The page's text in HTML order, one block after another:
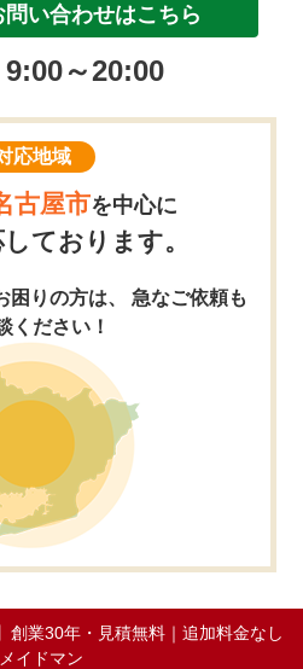
問い合わせはこちら
～20:00
応地域
古屋市を中心に
ております。
困りの方は、 急なご依頼も
ください！
創業30年・見積無料｜追加料金なし
イドマン